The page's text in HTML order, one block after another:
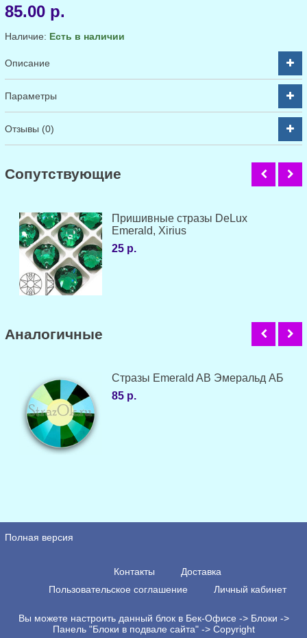
85.00 р.
Наличие: Есть в наличии
Описание
Параметры
Отзывы (0)
Cопутствующие
Пришивные стразы DeLux
Emerald, Xirius
25 р.
Аналогичные
Стразы Emerald AB Эмеральд АБ
85 р.
Полная версия
Контакты
Доставка
Пользовательское соглашение
Личный кабинет
Вы можете настроить данный блок в Бек-Офисе -> Блоки ->
Панель "Блоки в подвале сайта" -> Copyright